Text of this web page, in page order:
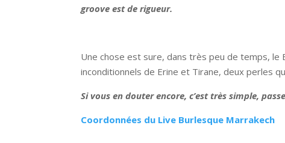
groove est de rigueur.
Une chose est sure, dans très peu de temps, le
inconditionnels de Erine et Tirane, deux perles
Si vous en douter encore, c’est très simple,
Coordonnées du Live Burlesque Marrakech